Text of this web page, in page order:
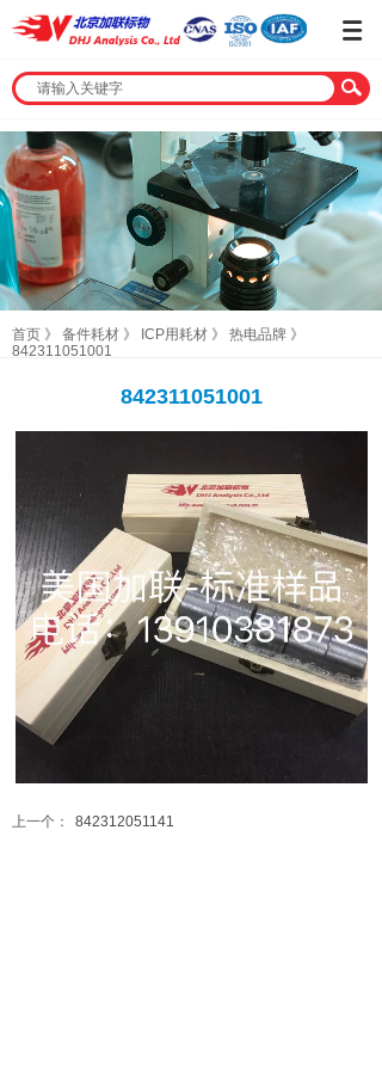
首页 》 备件耗材 》 ICP用耗材 》 热电品牌 》
842311051001
842311051001
上一个：
842312051141